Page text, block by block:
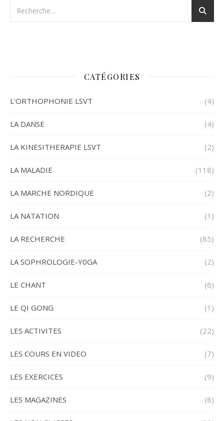
CATÉGORIES
L'ORTHOPHONIE LSVT (4)
LA DANSE (4)
LA KINESITHERAPIE LSVT (2)
LA MALADIE (118)
LA MARCHE NORDIQUE (2)
LA NATATION (1)
LA RECHERCHE (85)
LA SOPHROLOGIE-Y0GA (2)
LE CHANT (6)
LE QI GONG (1)
LES ACTIVITES (22)
LES COURS EN VIDEO (7)
LES EXERCICES (9)
LES MAGAZINES (8)